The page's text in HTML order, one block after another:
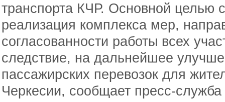
транспорта КЧР. Основной целью
реализация комплекса мер,
согласованности работы всех
следствие, на дальнейшее
пассажирских перевозок для
Черкесии, сообщает пресс-